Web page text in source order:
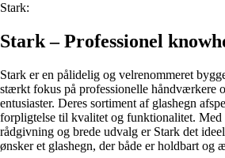
Stark:
Stark – Professionel
Stark er en pålidelig og velrenommeret
stærkt fokus på professionelle håndværkere
entusiaster. Deres sortiment af glashegn
forpligtelse til kvalitet og funktionalitet. Med
rådgivning og brede udvalg er Stark det
ønsker et glashegn, der både er holdbart og